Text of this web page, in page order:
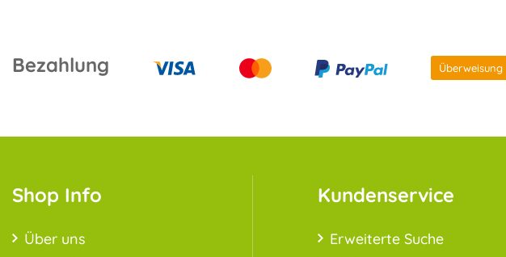
Bezahlung Überweisung
Shop Info
Über uns
Kundenservice
Erweiterte Suche